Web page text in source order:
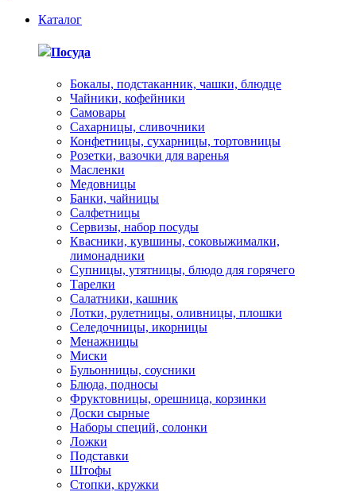
Каталог
Посуда
Бокалы, подстаканник, чашки, блюдце
Чайники, кофейники
Самовары
Сахарницы, сливочники
Конфетницы, сухарницы, тортовницы
Розетки, вазочки для варенья
Масленки
Медовницы
Банки, чайницы
Салфетницы
Сервизы, набор посуды
Квасники, кувшины, соковыжималки,
лимонадники
Супницы, утятницы, блюдо для горячего
Тарелки
Салатники, кашник
Лотки, рулетницы, оливницы, плошки
Селедочницы, икорницы
Менажницы
Миски
Бульонницы, соусники
Блюда, подносы
Фруктовницы, орешница, корзинки
Доски сырные
Наборы специй, солонки
Ложки
Подставки
Штофы
Стопки, кружки